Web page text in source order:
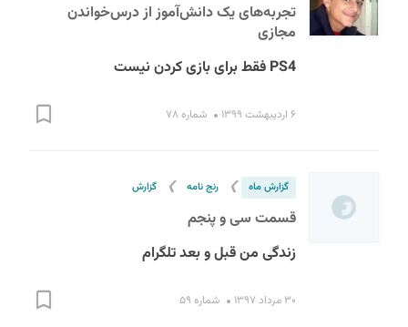
تجربه‌های یک دانش‌آموز از درس‌خواندن
مجازی
PS4 فقط برای بازی کردن نیست
۶ اردیبهشت ۱۳۹۹ شماره ۷۸
گزارش ماه ❯ رنج نامه ❯ گزارش
قسمت سی و پنجم
زندگی من قبل و بعد تلگرام
۳۰ مرداد ۱۳۹۷ شماره ۵۹